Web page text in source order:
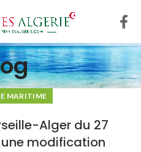
MARITIME
Alger du 27
modification